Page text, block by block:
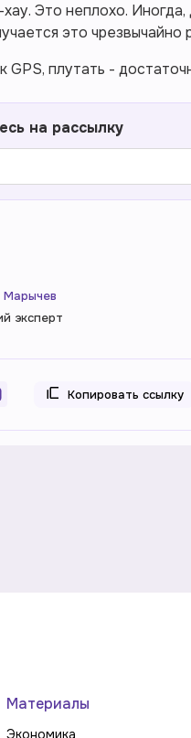
Это неплохо.
это
GPS, плутать -
на рассылку
Марычев
эксперт
Копировать ссылку
Материалы
Экономика